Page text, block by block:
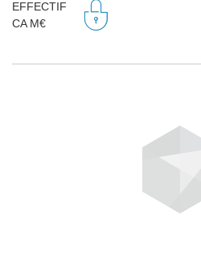
EFFECTIF
CA M€